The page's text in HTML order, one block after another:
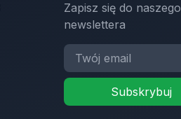
Zapisz się do naszego
newslettera
Subskrybuj